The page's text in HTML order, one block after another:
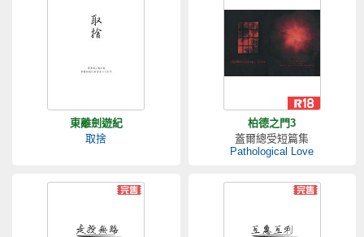
東離劍遊紀
取捨
柏德之門3
蓋爾總受短篇集
Pathological Love